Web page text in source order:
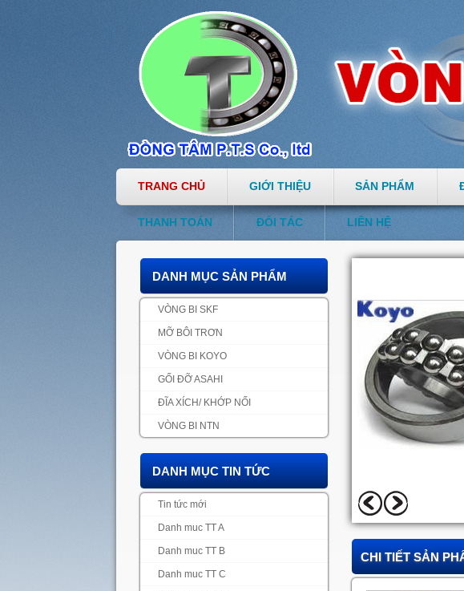
TRANG CHỦ GIỚI THIỆU SẢN PHẨM
THANH TOÁN ĐỐI TÁC LIÊN HỆ
DANH MỤC SẢN PHẨM
VÒNG BI SKF
MỠ BÔI TRƠN
VÒNG BI KOYO
GỐI ĐỠ ASAHI
ĐĨA XÍCH/ KHỚP NỐI
VÒNG BI NTN
DANH MỤC TIN TỨC
Tin tức mới
Danh muc TT A
Danh muc TT B
Danh muc TT C
CHI TIẾT SẢN